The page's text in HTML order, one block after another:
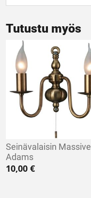
Tutustu myös
Seinävalaisin Massive
Adams
10,00 €